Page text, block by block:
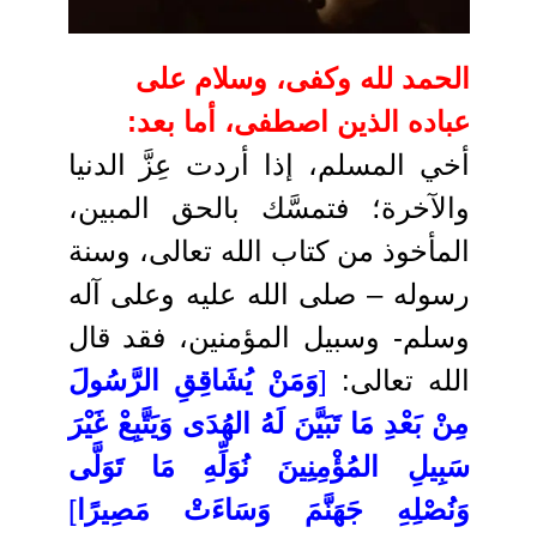
الحمد لله وكفى، وسلام على
عباده الذين اصطفى، أما بعد:
أخي المسلم، إذا أردت عِزَّ الدنيا
والآخرة؛ فتمسَّك بالحق المبين،
المأخوذ من كتاب الله تعالى، وسنة
رسوله – صلى
الله عليه وعلى آله
وسلم- وسبيل المؤمنين، فقد قال
الله تعالى: [وَمَنْ يُشَاقِقِ الرَّسُولَ
مِنْ بَعْدِ مَا تَبَيَّنَ لَهُ الهُدَى وَيَتَّبِعْ غَيْرَ
سَبِيلِ المُؤْمِنِينَ نُوَلِّهِ مَا تَوَلَّى
وَنُصْلِهِ جَهَنَّمَ وَسَاءَتْ مَصِيرًا]